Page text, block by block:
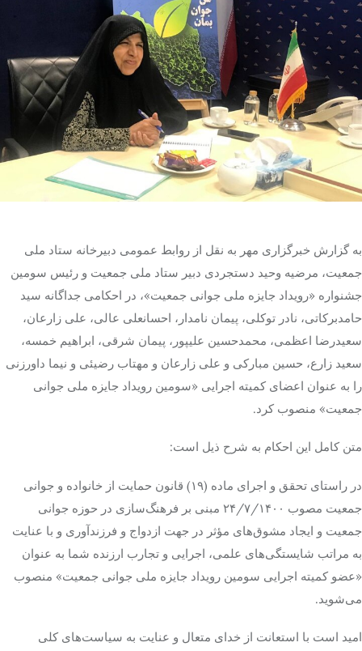
تک کده
پایگاه خبری آبان
خرید موتور ایمپلنت
به گزارش خبرگزاری مهر به نقل از روابط عمومی دبیرخانه ستاد ملی
جمعیت، مرضیه وحید دستجردی دبیر ستاد ملی جمعیت و رئیس سومین
جشنواره «رویداد جایزه ملی جوانی جمعیت»، در احکامی جداگانه سید
حامدبرکاتی، نادر توکلی، پیمان نامدار، احسانعلی عالی، علی زارعان،
سعیدرضا اعظمی، محمدحسین علیپور، پیمان شرقی، ابراهیم خمسه،
سعید زارع، حسین مبارکی و علی زارعان و مهتاب رضیئی و نیما داورزنی
را به عنوان اعضای کمیته اجرایی «سومین رویداد جایزه ملی جوانی
جمعیت» منصوب کرد.
متن کامل این احکام به شرح ذیل است:
در راستای تحقق و اجرای ماده (۱۹) قانون حمایت از خانواده و جوانی
جمعیت مصوب ۲۴/۷/۱۴۰۰ مبنی بر فرهنگ‌سازی در حوزه جوانی
جمعیت و ایجاد مشوق‌های مؤثر در جهت ازدواج و فرزندآوری و با عنایت
به مراتب شایستگی‌های علمی، اجرایی و تجارب ارزنده شما به عنوان
«عضو کمیته اجرایی سومین رویداد جایزه ملی جوانی جمعیت» منصوب
می‌شوید.
امید است با استعانت از خدای متعال و عنایت به سیاست‌های کلی